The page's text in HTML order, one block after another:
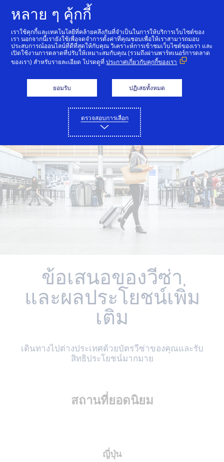
ข้อเสนอของวีซ่า
และผลประโยชน์เพิ่ม
เติม
เดินทางไปต่างประเทศด้วยบัตรวีซ่าของคุณและรับ
สิทธิประโยชน์มากมาย
สถานที่ยอดนิยม
ญี่ปุ่น
หลาย ๆ คุ้กกี้
เราใช้คุกกี้และเทคโนโลยีที่คล้ายคลึงกันที่จำเป็นในการให้บริการเว็บไซต์ของ
เรา นอกจากนี้เรายังใช้เพื่อจดจำการตั้งค่าที่คุณชอบเพื่อให้เราสามารถมอบ
ประสบการณ์ออนไลน์ที่ดีที่สุดให้กับคุณ วิเคราะห์การเข้าชมเว็บไซต์ของเรา และ
เปิดใช้งานการตลาดที่ปรับให้เหมาะสมกับคุณ (รวมถึงผ่านพาร์ทเนอร์การตลาด
ของเรา) สำหรับรายละเอียด โปรดดูที่ประกาศเกี่ยวกับคุกกี้ของเรา
ยอมรับ ปฏิเสธทั้งหมด
ตรวจสอบการเลือก